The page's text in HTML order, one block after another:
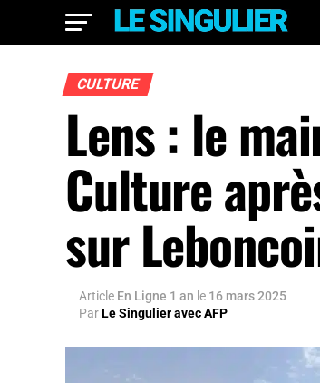
CULTURE
Lens : le
Culture
sur
Article En Ligne 1 an le 16 mars 2025
ParLe Singulier avec AFP